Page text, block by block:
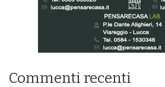
Commenti recenti